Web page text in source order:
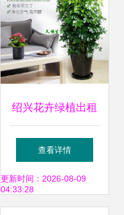
绍兴花卉绿植出租
免费定制方案，满
足您对绿色空间的
查看详情
更新时间：2026-08-09
04:33:28